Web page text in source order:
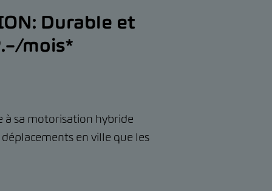
Durable et
mois*
à sa motorisation hybride
en ville que les